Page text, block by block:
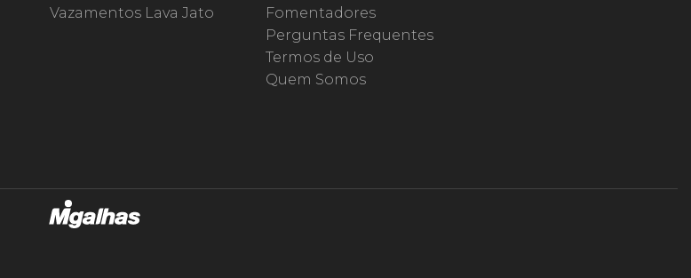
Vazamentos Lava Jato
Fomentadores
Perguntas Frequentes
Termos de Uso
Quem Somos